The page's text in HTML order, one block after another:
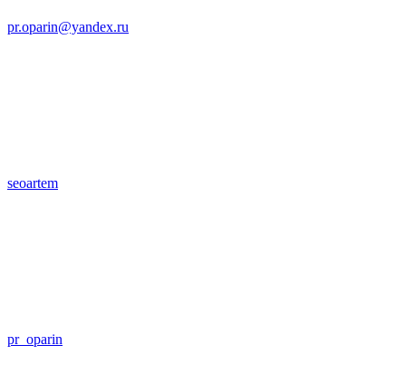
pr.oparin@yandex.ru
seoartem
pr_oparin